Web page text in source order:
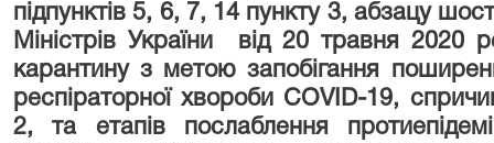
підпунктів 5, 6, 7, 14 пункту 3, абзацу
Міністрів України від 20 травня
карантину з метою запобігання
респіраторної хвороби COVID-19,
2, та етапів послаблення